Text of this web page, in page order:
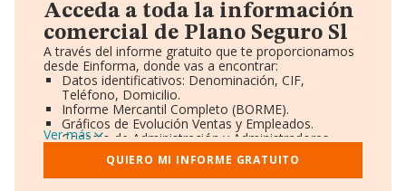
Acceda a toda la información
comercial de Plano Seguro Sl
A través del informe gratuito que te proporcionamos
desde Einforma, donde vas a encontrar:
Datos identificativos: Denominación, CIF,
Teléfono, Domicilio.
Informe Mercantil Completo (BORME).
Gráficos de Evolución Ventas y Empleados.
Consejo de Administración y Administradores.
Directivos y Ejecutivos.
Accionistas.
Participaciones y Vinculaciones en otras empresas.
Ver más
QUIERO MI INFORME GRATUITO